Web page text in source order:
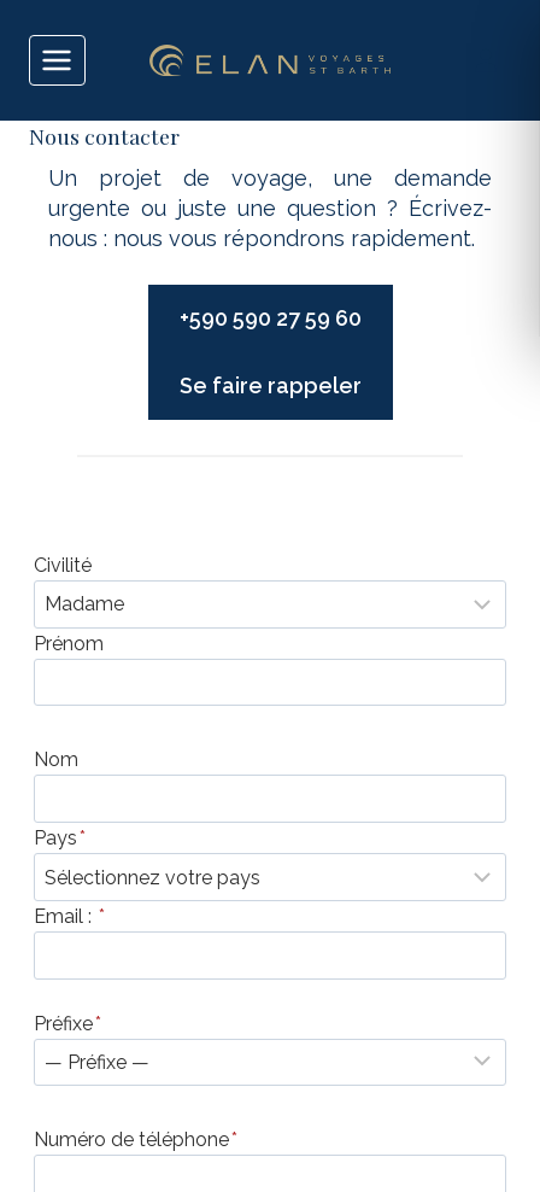
contenu
Nous contacter
Un projet de voyage, une demande
urgente ou juste une question ? Écrivez-
nous : nous vous répondrons rapidement.
+590 590 27 59 60
Se faire rappeler
Civilité
Prénom
Nom
Pays*
Email : *
Préfixe*
Numéro de téléphone*